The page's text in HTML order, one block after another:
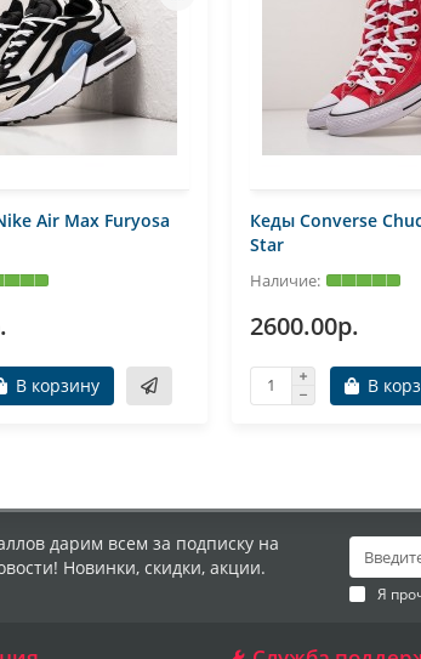
Air Max Furyosa
В корзину
Кеды Converse
Star
2600.00р.
В
дарим всем за подписку на
Новинки, скидки, акции.
Я